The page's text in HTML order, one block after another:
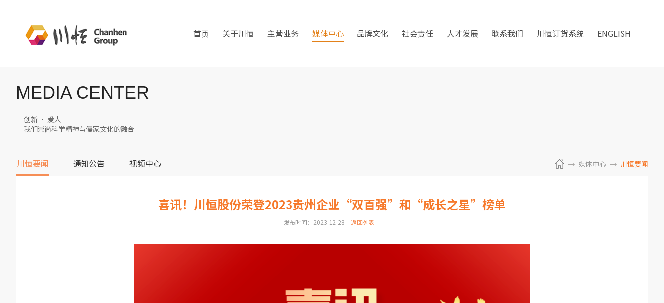
首页 关于川恒 主营业务 媒体中心 品牌文化 社会责任 人才发展 联系我们 川恒订货系统 ENGLISH
MEDIA CENTER
创新 · 爱人
我们崇尚科学精神与儒家文化的融合
川恒要闻 通知公告 视频中心 媒体中心 川恒要闻
喜讯！川恒股份荣登2023贵州企业“双百强”和“成长之星”榜单
发布时间：2023-12-28 返回列表